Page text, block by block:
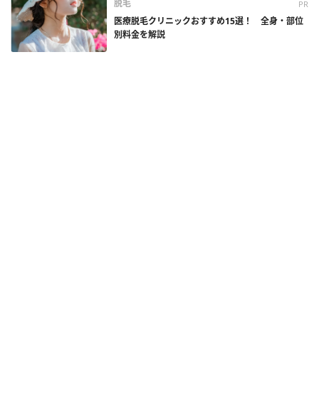
脱毛 PR
医療脱毛クリニックおすすめ15選！ 全身・部位
別料金を解説